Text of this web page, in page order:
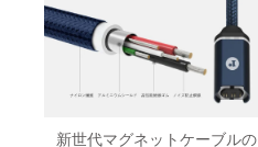
新世代マグネットケーブルの